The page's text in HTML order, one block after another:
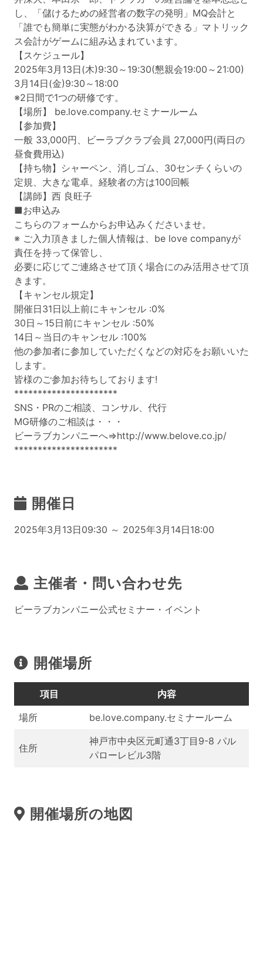
し、「儲けるための経営者の数字の発明」MQ会計と
「誰でも簡単に実態がわかる決算ができる」マトリック
ス会計がゲームに組み込まれています。
【スケジュール】
2025年3月13日(木)9:30～19:30(懇親会19:00～21:00)
3月14日(金)9:30～18:00
※2日間で1つの研修です。
【場所】 be.love.company.セミナールーム
【参加費】
一般 33,000円、ビーラブクラブ会員 27,000円(両日の
昼食費用込)
【持ち物】シャーペン、消しゴム、30センチくらいの
定規、大きな電卓。経験者の方は100回帳
【講師】西 良旺子
■お申込み
こちらのフォームからお申込みくださいませ。
※ ご入力頂きました個人情報は、be love companyが
責任を持って保管し、
必要に応じてご連絡させて頂く場合にのみ活用させて頂
きます。
【キャンセル規定】
開催日31日以上前にキャンセル :0%
30日～15日前にキャンセル :50%
14日～当日のキャンセル :100%
他の参加者に参加していただくなどの対応をお願いいた
します。
皆様のご参加お待ちしております!
**********************
SNS・PRのご相談、コンサル、代行
MG研修のご相談は・・・
ビーラブカンパニーへ⇒http://www.belove.co.jp/
**********************
開催日
2025年3月13日09:30 ～ 2025年3月14日18:00
主催者・問い合わせ先
ビーラブカンパニー公式セミナー・イベント
開催場所
項目
内容
場所
be.love.company.セミナールーム
住所
神戸市中央区元町通3丁目9-8 パル
パローレビル3階
開催場所の地図